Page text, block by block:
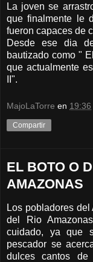
La joven se
que finalmente le
fueron capaces de
Desde ese dia
bautizado como "
que actualmente
II".
MajoLaTorre en 19:36
Compartir
EL BOTO O
AMAZONAS
Los pobladores
del Rio
cuidado, ya que
pescador se
dulces cantos